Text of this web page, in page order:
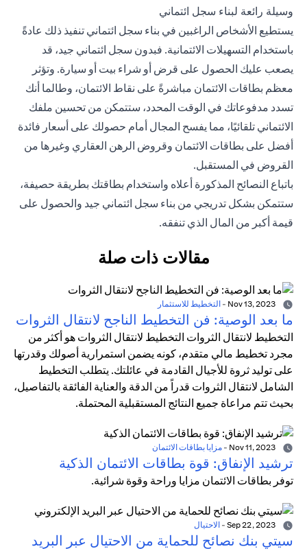
وسيلة رائعة لبناء سجل ائتماني
يستطيع الأشخاص الراغبين في بناء سجل ائتماني تنفيذ ذلك عادةً
باستخدام التسهيلات الائتمانية. فبدون سجل ائتماني جيد، قد
يصعب عليك الحصول على قرض أو شراء بيت أو سيارة. وتؤثر
معظم بطاقات الائتمان مباشرةً على نقاط الائتمان، وطالما أنك
تسدد مدفوعاتك في الوقت المحدد، ستتمكن من تحسين ملفك
الائتماني تلقائيًا، مما يفسح المجال أمام حصولك على أسعار فائدة
أفضل على بطاقات الائتمان وقروض الرهن العقاري وغيرها من
القروض في المستقبل.
باتباع النصائح المذكورة أعلاه واستخدام بطاقتك بطريقة حصيفة،
ستتمكن بشكل تدريجي من بناء سجل ائتماني جيد والحصول على
قيمة أكبر من المال الذي تنفقه.
مقالات ذات صلة
- التخطيط للاستثمار
ما بعد الوصية: فن التخطيط الناجح لانتقال الثروات
التخطيط لانتقال الثروات التخطيط لانتقال الثروات هو أكثر من
مجرد تخطيط مالي متقدم، كونه يضمن استمرارية أصولك وقدرتها
على توليد ثروة للأجيال القادمة في عائلتك. يتطلب التخطيط
الشامل لانتقال الثروات قدراً من الدقة والعناية الفائقة بالتفاصيل،
بحيث تتم مراعاة جميع النتائج المستقبلية المحتملة.
- مزايا بطاقات الائتمان
ترشيد الإنفاق: قوة بطاقات الائتمان الذكية
توفر بطاقات الائتمان مزايا وراحة وقوة شرائية.
- الاحتيال
سيتي بنك نصائح للحماية من الاحتيال عبر البريد